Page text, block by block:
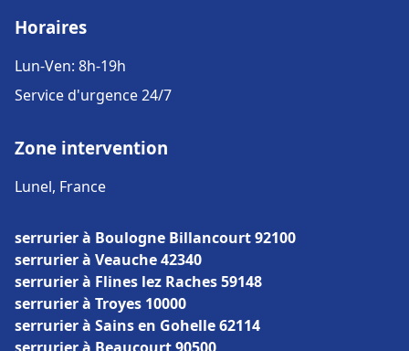
Horaires
Lun-Ven: 8h-19h
Service d'urgence 24/7
Zone intervention
Lunel, France
serrurier à Boulogne Billancourt 92100
serrurier à Veauche 42340
serrurier à Flines lez Raches 59148
serrurier à Troyes 10000
serrurier à Sains en Gohelle 62114